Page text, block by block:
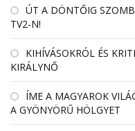
ÚT A DÖNTŐIG
TV2-N!
KIHÍVÁSOKRÓL ÉS
KIRÁLYNŐ
ÍME A MAGYAROK
A GYÖNYÖRŰ HÖLGYET